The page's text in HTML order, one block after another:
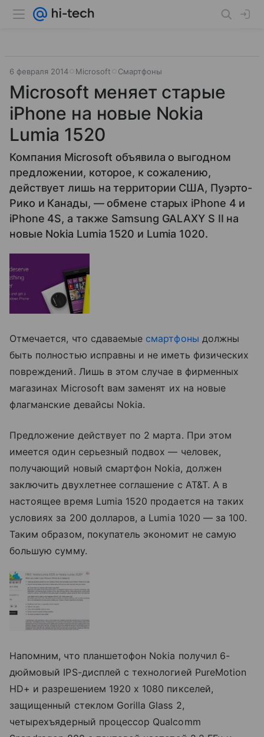
6 февраля 2014 Microsoft Смартфоны
Microsoft меняет старые
iPhone на новые Nokia
Lumia 1520
Компания Microsoft объявила о выгодном
предложении, которое, к сожалению,
действует лишь на территории США, Пуэрто-
Рико и Канады, — обмене старых iPhone 4 и
iPhone 4S, а также Samsung GALAXY S II на
новые Nokia Lumia 1520 и Lumia 1020.
Отмечается, что сдаваемые смартфоны должны
быть полностью исправны и не иметь физических
повреждений. Лишь в этом случае в фирменных
магазинах Microsoft вам заменят их на новые
флагманские девайсы Nokia.
Предложение действует по 2 марта. При этом
имеется один серьезный подвох — человек,
получающий новый смартфон Nokia, должен
заключить двухлетнее соглашение с AT&T. А в
настоящее время Lumia 1520 продается на таких
условиях за 200 долларов, а Lumia 1020 — за 100.
Таким образом, покупатель экономит не самую
большую сумму.
Напомним, что планшетофон Nokia получил 6-
дюймовый IPS-дисплей с технологией PureMotion
HD+ и разрешением 1920 х 1080 пикселей,
защищенный стеклом Gorilla Glass 2,
четырехъядерный процессор Qualcomm